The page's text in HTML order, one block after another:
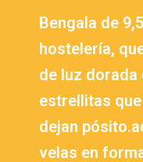
Bengala de
hostelería,
de luz
estrellitas
dejan
velas en